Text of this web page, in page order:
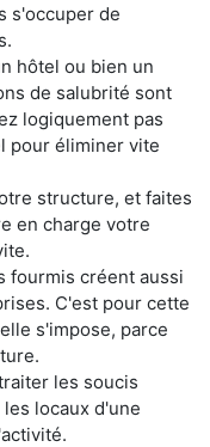
s'occuper de
hôtel ou bien un
de salubrité sont
logiquement pas
pour éliminer vite
structure, et faites
en charge votre
fourmis créent aussi
C'est pour cette
s'impose, parce
les soucis
locaux d'une